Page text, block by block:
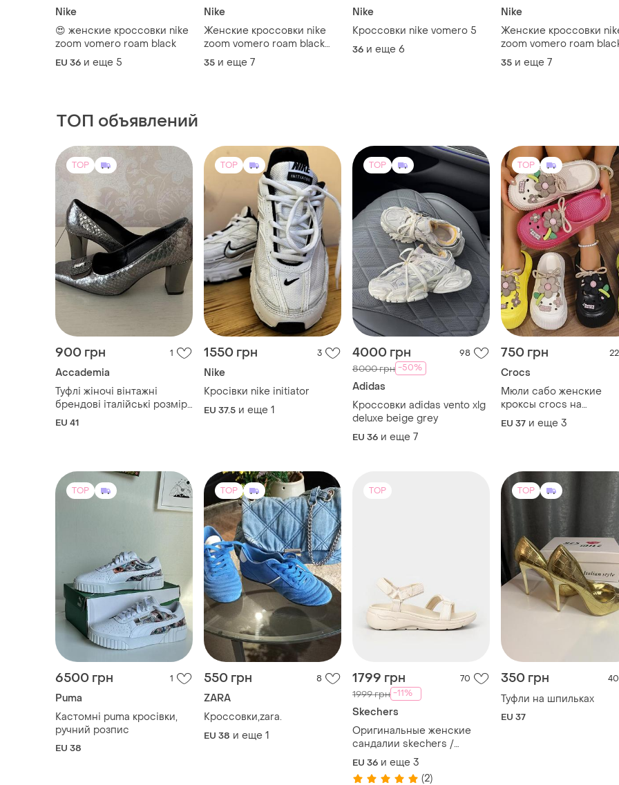
ТОП объявлений
TOP
900 грн 1
Accademia
Туфлі жіночі вінтажні
брендові італійські розмір
TOP
1550 грн 3
Nike
Кросівки nike initiator
EU 37.5 и еще 1
TOP
4000 грн 98
8000 грн -50%
Adidas
Кроссовки adidas vento xlg
deluxe beige grey
EU 36 и еще 7
TOP
750 грн 22
Crocs
Мюли сабо женские
кроксы crocs на
платформе жіночі мюлі
шльопи на платформі
платформе шлёпки
EU 37 и еще 3
TOP
6500 грн
Puma
Кастомні puma кросівки,
ручний розпис
EU 38
TOP
550 грн 8
ZARA
Кроссовки,zara.
EU 38 и еще 1
TOP
1999 грн
Skechers
Оригинальные женские
сандалии skechers /
TOP
350 грн 40
Туфли на шпильках